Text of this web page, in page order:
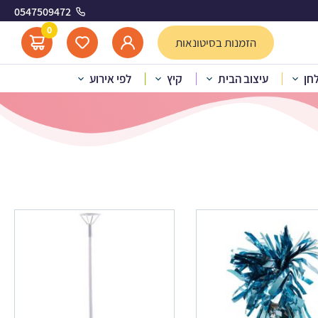
0547509472
הזמנות בסיטונאות
0
עיצוב הבית קיץ לפי אירוע מריו